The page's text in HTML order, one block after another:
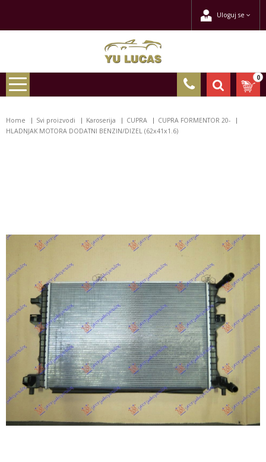
Uloguj se
0
Home Svi proizvodi Karoserija CUPRA
CUPRA FORMENTOR 20-
HLADNJAK MOTORA DODATNI BENZIN/DIZEL (62x41x1.6)